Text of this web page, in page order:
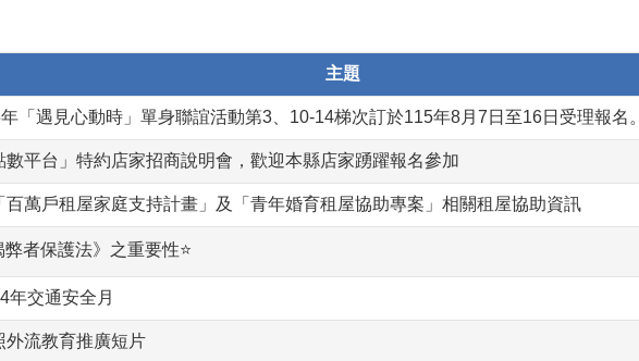
主題
年「遇見心動時」單身聯誼活動第3、10-14梯次訂於115年8月7日至16日受理報名。
平台」特約店家招商說明會，歡迎本縣店家踴躍報名參加
百萬戶租屋家庭支持計畫」及「青年婚育租屋協助專案」相關租屋協助資訊
者保護法》之重要性⭐
年交通安全月
外流教育推廣短片